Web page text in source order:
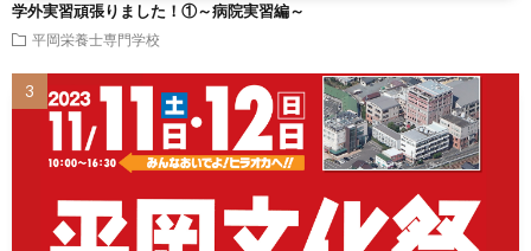
学外実習頑張りました！①～病院実習編～
平岡栄養士専門学校